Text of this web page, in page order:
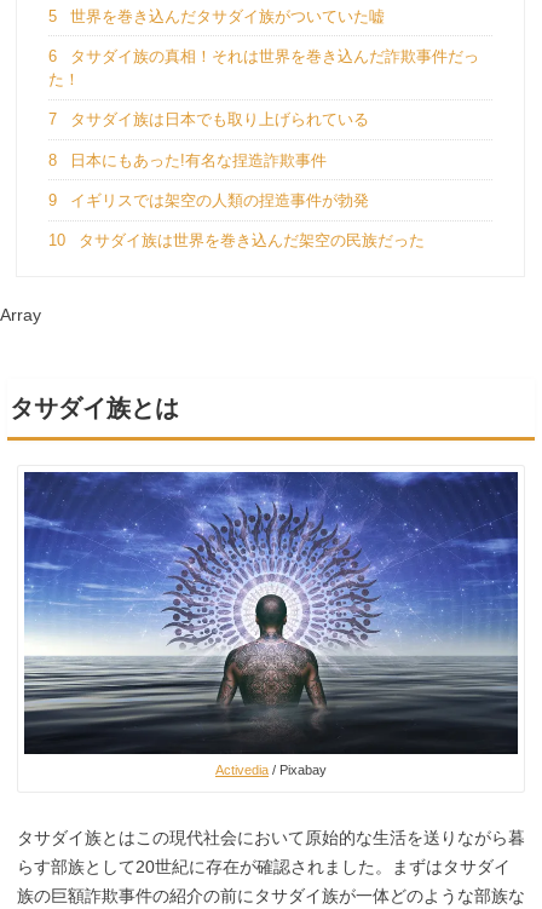
5 世界を巻き込んだタサダイ族がついていた嘘
6
タサダイ族の真相！それは世界を巻き込んだ詐欺事件だっ
た！
7 タサダイ族は日本でも取り上げられている
8 日本にもあった!有名な捏造詐欺事件
9 イギリスでは架空の人類の捏造事件が勃発
10 タサダイ族は世界を巻き込んだ架空の民族だった
Array
タサダイ族とは
Activedia / Pixabay
タサダイ族とはこの現代社会において原始的な生活を送りながら暮
らす部族として20世紀に存在が確認されました。まずはタサダイ
族の巨額詐欺事件の紹介の前にタサダイ族が一体どのような部族な